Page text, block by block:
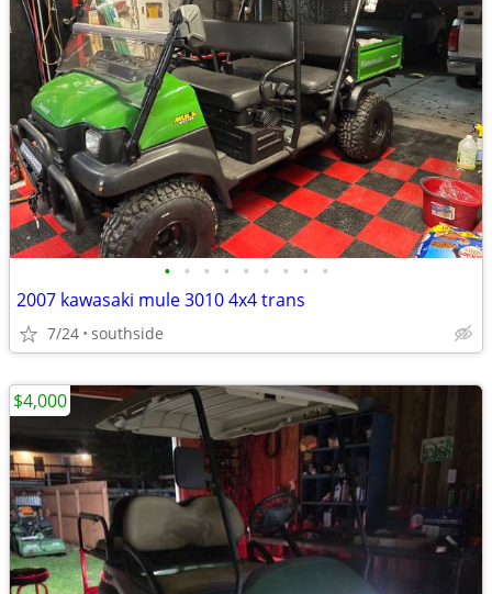
• • • • • • • • •
2007 kawasaki mule 3010 4x4 trans
7/24 southside
$4,000